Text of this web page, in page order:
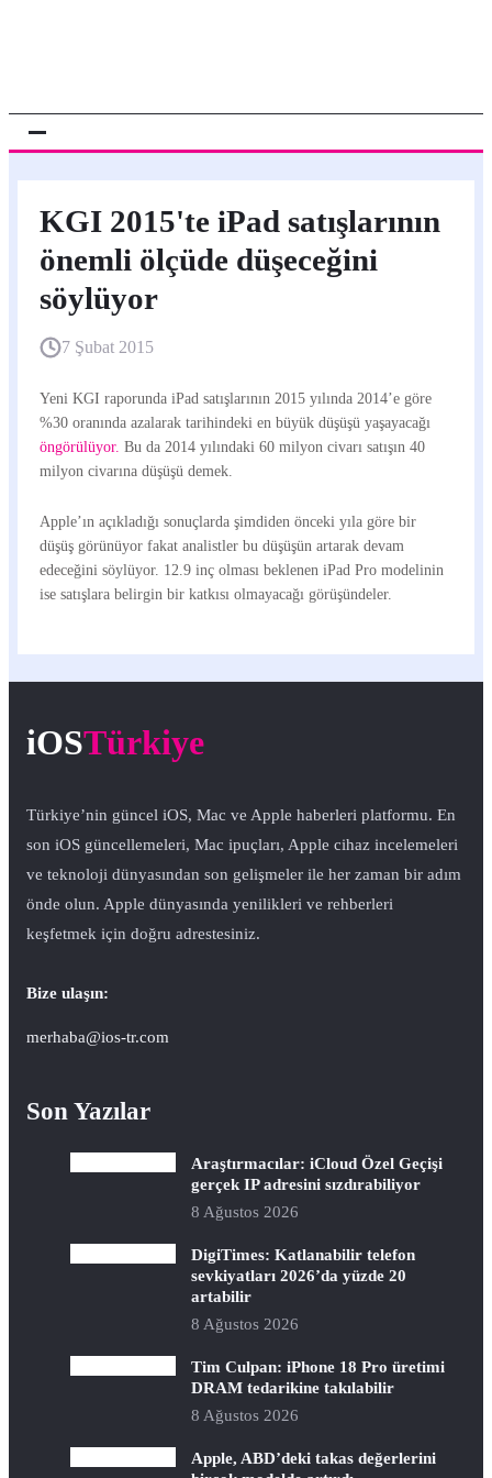
KGI 2015'te iPad satışlarının
önemli ölçüde düşeceğini
söylüyor
7 Şubat 2015
Yeni KGI raporunda iPad satışlarının 2015 yılında 2014’e göre
%30 oranında azalarak tarihindeki en büyük düşüşü yaşayacağı
öngörülüyor. Bu da 2014 yılındaki 60 milyon civarı satışın 40
milyon civarına düşüşü demek.
Apple’ın açıkladığı sonuçlarda şimdiden önceki yıla göre bir
düşüş görünüyor fakat analistler bu düşüşün artarak devam
edeceğini söylüyor. 12.9 inç olması beklenen iPad Pro modelinin
ise satışlara belirgin bir katkısı olmayacağı görüşündeler.
iOSTürkiye
Türkiye’nin güncel iOS, Mac ve Apple haberleri platformu. En
son iOS güncellemeleri, Mac ipuçları, Apple cihaz incelemeleri
ve teknoloji dünyasından son gelişmeler ile her zaman bir adım
önde olun. Apple dünyasında yenilikleri ve rehberleri
keşfetmek için doğru adrestesiniz.
Bize ulaşın:
merhaba@ios-tr.com
Son Yazılar
Araştırmacılar: iCloud Özel Geçişi
gerçek IP adresini sızdırabiliyor
8 Ağustos 2026
DigiTimes: Katlanabilir telefon
sevkiyatları 2026’da yüzde 20
artabilir
8 Ağustos 2026
Tim Culpan: iPhone 18 Pro üretimi
DRAM tedarikine takılabilir
8 Ağustos 2026
Apple, ABD’deki takas değerlerini